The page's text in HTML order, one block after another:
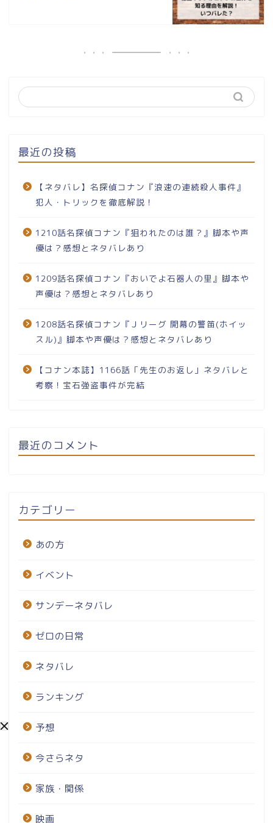
最近の投稿
【ネタバレ】名探偵コナン『浪速の連続殺人事件』
犯人・トリックを徹底解説！
1210話名探偵コナン『狙われたのは誰？』脚本や声
優は？感想とネタバレあり
1209話名探偵コナン『おいでよ石器人の里』脚本や
声優は？感想とネタバレあり
1208話名探偵コナン『Ｊリーグ 開幕の警笛(ホイッ
スル)』脚本や声優は？感想とネタバレあり
【コナン本誌】1166話「先生のお返し」ネタバレと
考察！宝石強盗事件が完結
最近のコメント
カテゴリー
あの方
イベント
サンデーネタバレ
ゼロの日常
ネタバレ
ランキング
予想
今さらネタ
家族・関係
映画